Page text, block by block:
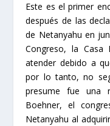
Este es el primer
después de las
de Netanyahu en
Congreso, la
atender debido a
por lo tanto, no
presume fue una
Boehner, el
Netanyahu al